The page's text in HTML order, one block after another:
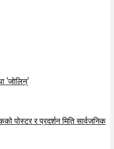
‘जोलिन्’
पोस्टर र प्रदर्शन मिति सार्वजनिक